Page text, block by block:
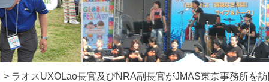
> ラオスUXOLao長官及びNRA副長官がJMAS東京事務所を